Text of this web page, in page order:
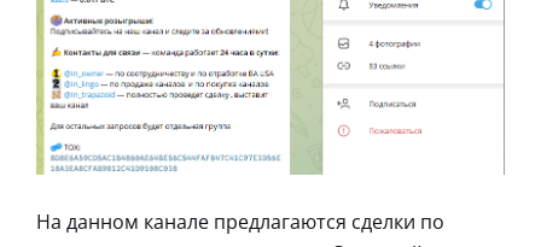
На данном канале предлагаются сделки по